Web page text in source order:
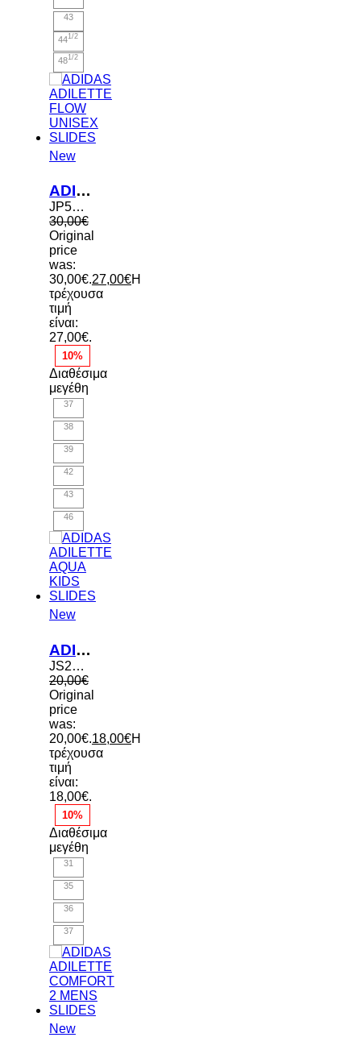
43
441/2
481/2
New
ADIDAS ADILETTE FLOW UNISEX SLIDES
JP5680
30,00€
Original
price
was:
30,00€.27,00€Η
τρέχουσα
τιμή
είναι:
27,00€.
10%
Διαθέσιμα
μεγέθη
37
38
39
42
43
46
New
ADIDAS ADILETTE AQUA KIDS SLIDES
JS2498
20,00€
Original
price
was:
20,00€.18,00€Η
τρέχουσα
τιμή
είναι:
18,00€.
10%
Διαθέσιμα
μεγέθη
31
35
36
37
New